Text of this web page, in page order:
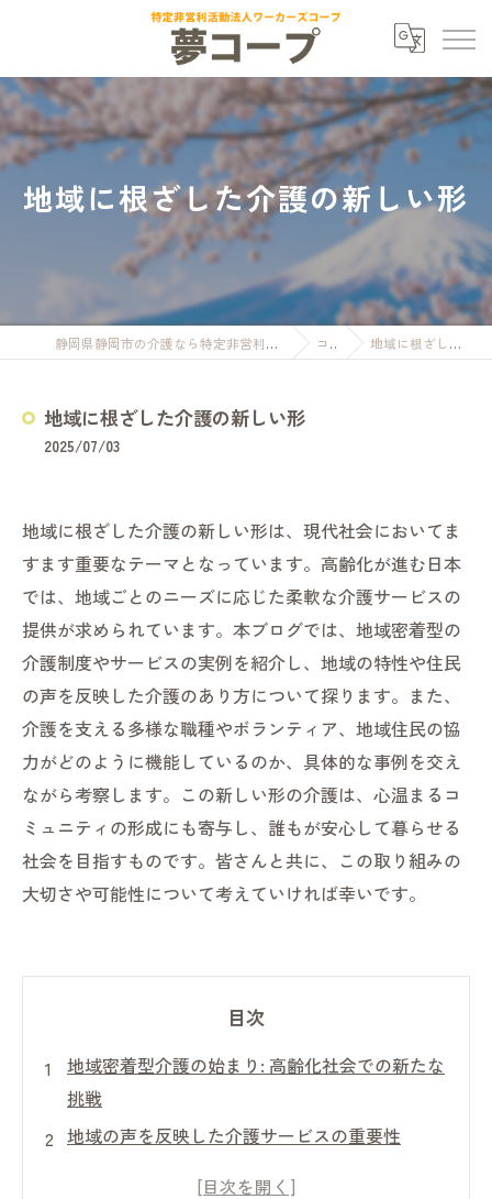
地域に根ざした介護の新しい形
静岡県静岡市の介護なら特定非営利活動法人ワーカーズコープ夢コープ コラム 地域に根ざした介護の新しい形
地域に根ざした介護の新しい形
2025/07/03
地域に根ざした介護の新しい形は、現代社会においてま
すます重要なテーマとなっています。高齢化が進む日本
では、地域ごとのニーズに応じた柔軟な介護サービスの
提供が求められています。本ブログでは、地域密着型の
介護制度やサービスの実例を紹介し、地域の特性や住民
の声を反映した介護のあり方について探ります。また、
介護を支える多様な職種やボランティア、地域住民の協
力がどのように機能しているのか、具体的な事例を交え
ながら考察します。この新しい形の介護は、心温まるコ
ミュニティの形成にも寄与し、誰もが安心して暮らせる
社会を目指すものです。皆さんと共に、この取り組みの
大切さや可能性について考えていければ幸いです。
目次
地域密着型介護の始まり: 高齢化社会での新たな
挑戦
地域の声を反映した介護サービスの重要性
柔軟な介護制度がもたらす地域の変化